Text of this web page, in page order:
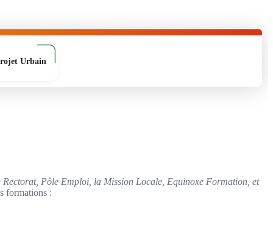
Urbain
Rectorat, Pôle Emploi, la Mission Locale, Equinoxe Formation, et
formations :